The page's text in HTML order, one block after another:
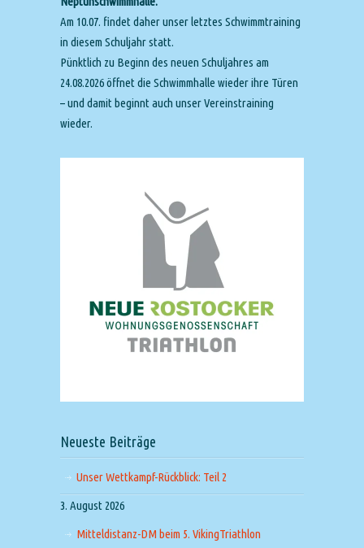
Am 10.07. findet daher unser letztes Schwimmtraining
in diesem Schuljahr statt.
Pünktlich zu Beginn des neuen Schuljahres am
24.08.2026 öffnet die Schwimmhalle wieder ihre Türen
– und damit beginnt auch unser Vereinstraining
wieder.
Neueste Beiträge
Unser Wettkampf-Rückblick: Teil 2
3. August 2026
Mitteldistanz-DM beim 5. VikingTriathlon